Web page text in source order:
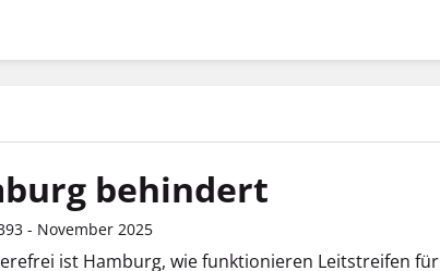
behindert
- November 2025
ist Hamburg, wie funktionieren Leitstreifen für